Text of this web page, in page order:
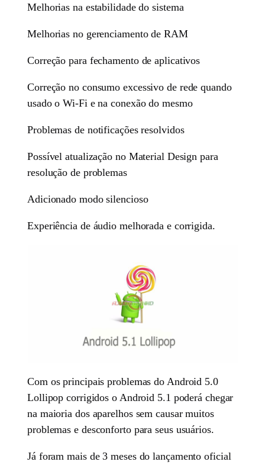
Melhorias na estabilidade do sistema
Melhorias no gerenciamento de RAM
Correção para fechamento de aplicativos
Correção no consumo excessivo de rede quando
usado o Wi-Fi e na conexão do mesmo
Problemas de notificações resolvidos
Possível atualização no Material Design para
resolução de problemas
Adicionado modo silencioso
Experiência de áudio melhorada e corrigida.
Com os principais problemas do Android 5.0
Lollipop corrigidos o Android 5.1 poderá chegar
na maioria dos aparelhos sem causar muitos
problemas e desconforto para seus usuários.
Já foram mais de 3 meses do lançamento oficial